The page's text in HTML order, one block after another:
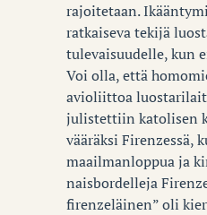
rajoitetaan.
ratkaiseva tekijä
tulevaisuudelle, kun
Voi olla, että
avioliittoa
julistettiin katolisen
vääräksi Firenzessä,
maailmanloppua ja
naisbordelleja
firenzeläinen” oli